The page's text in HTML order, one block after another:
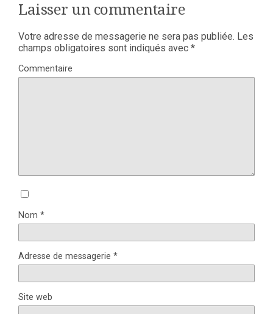
Laisser un commentaire
Votre adresse de messagerie ne sera pas publiée. Les
champs obligatoires sont indiqués avec *
Commentaire
Nom *
Adresse de messagerie *
Site web